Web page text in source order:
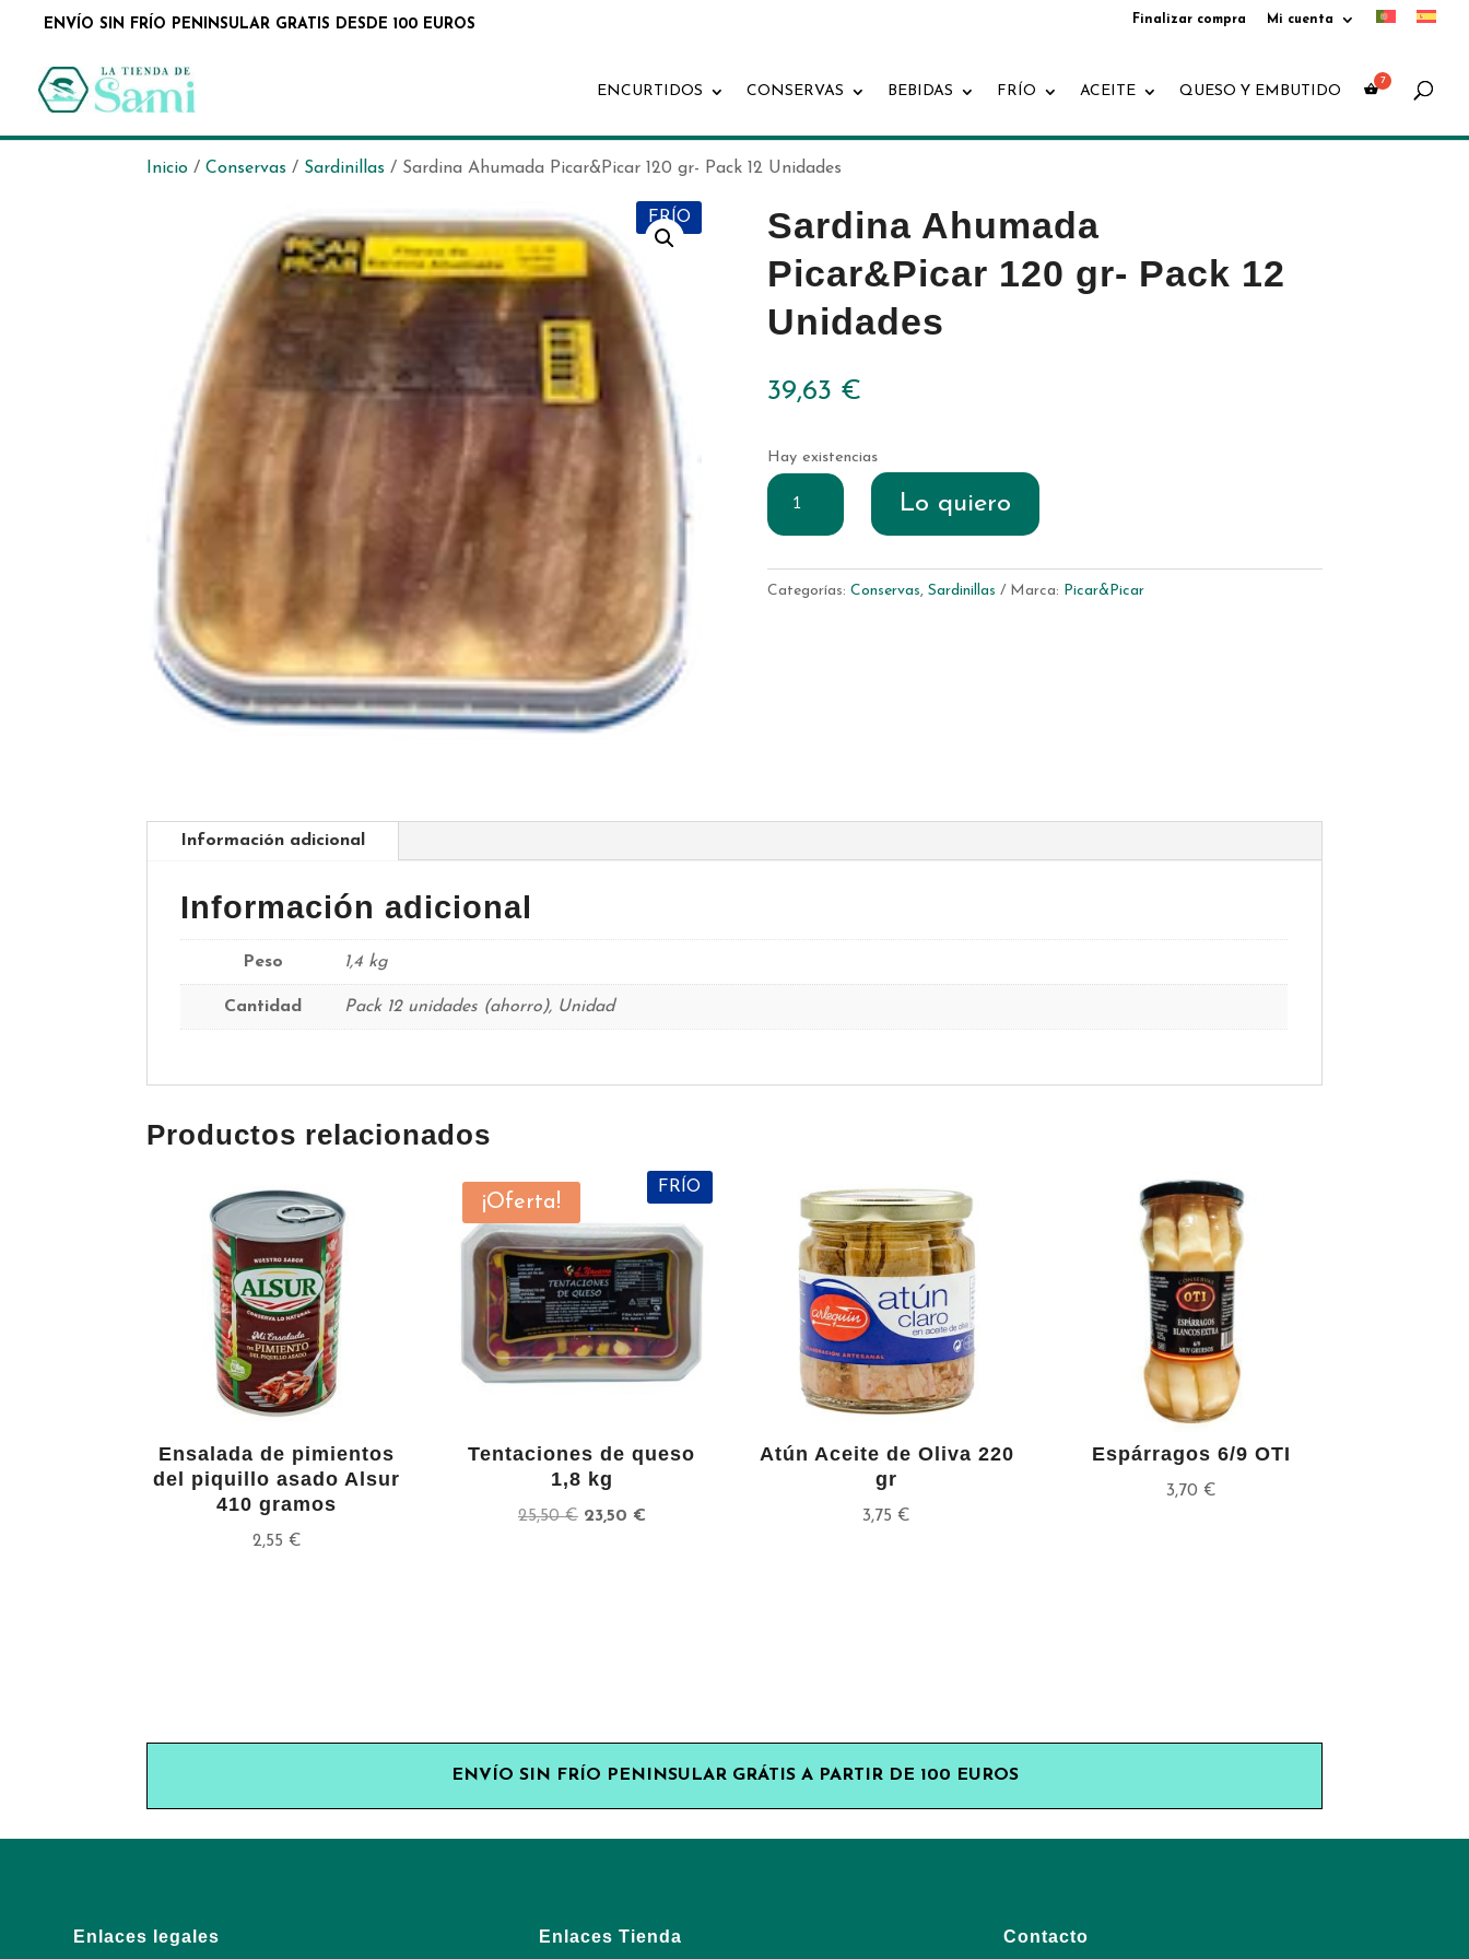
ENVÍO SIN FRÍO PENINSULAR GRATIS DESDE 100 EUROS Finalizar compra Mi cuenta
ENCURTIDOS CONSERVAS BEBIDAS FRÍO ACEITE QUESO Y EMBUTIDO
productos
Inicio /Conservas / Sardinillas / Sardina Ahumada Picar&Picar 120 gr- Pack 12 Unidades
FRÍO
Sardina Ahumada
Picar&Picar 120 gr- Pack 12
Unidades
39,63 €
Hay existencias
Sardina
120
Lo quiero
Categorías: Conservas, Sardinillas Marca: Picar&Picar
Información adicional
Información adicional
Peso 1,4 kg
Cantidad Pack 12 unidades (ahorro), Unidad
Productos relacionados
Ensalada de pimientos
del piquillo asado Alsur
410 gramos
2,55 €
¡Oferta!
FRÍO
Tentaciones de queso
1,8 kg
25,50€ El
23,50 €El
Atún Aceite de Oliva 220
gr
3,75€
Espárragos 6/9 OTI
3,70€
ENVÍO SIN FRÍO PENINSULAR GRÁTIS A PARTIR DE 100 EUROS
Enlaces legales Enlaces Tienda Contacto